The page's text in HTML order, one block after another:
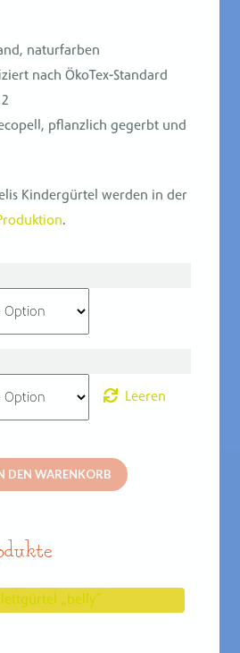
naturfarben
nach ÖkoTex-Standard
pflanzlich gegerbt und
Kindergürtel werden in der
.
Leeren
DEN WARENKORB